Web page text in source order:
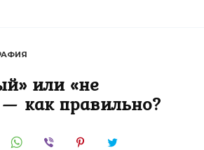
или «не
как правильно?